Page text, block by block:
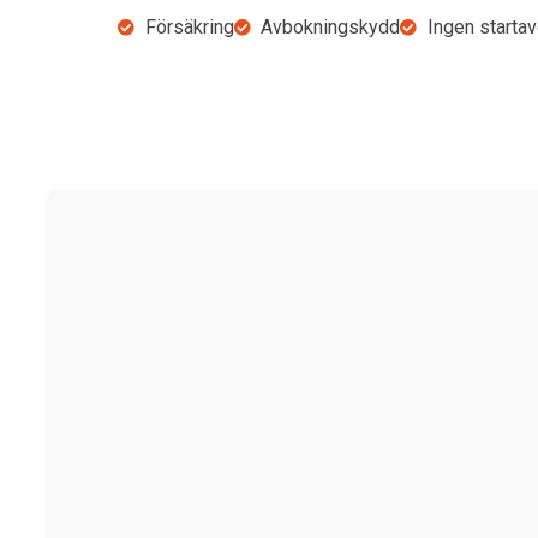
Försäkring Avbokningskydd Ingen